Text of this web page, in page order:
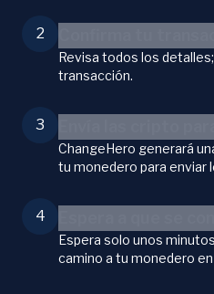
2
Revisa todos los
transacción.
3
ChangeHero generará
tu monedero para enviar
4
Espera solo unos
camino a tu monedero